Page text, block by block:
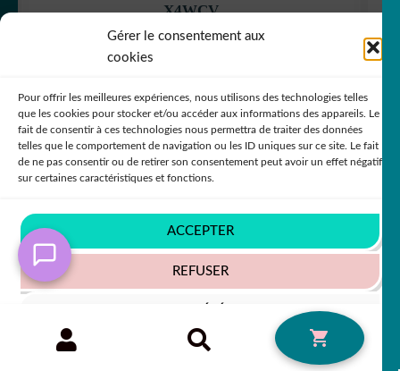
Gérer le consentement aux
cookies
Pour offrir les meilleures expériences, nous utilisons des technologies telles
que les cookies pour stocker et/ou accéder aux informations des appareils. Le
fait de consentir à ces technologies nous permettra de traiter des données
telles que le comportement de navigation ou les ID uniques sur ce site. Le fait
de ne pas consentir ou de retirer son consentement peut avoir un effet négatif
sur certaines caractéristiques et fonctions.
ACCEPTER
REFUSER
Politique de confidentialité
X4WCV
+63 COULEURS
50% SUR LE 2ÈME !! 5,50 €
Recherche
RECHERCHE